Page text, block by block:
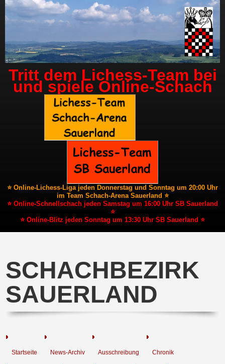
Tritt dem Lichess-Team bei
und spiele Online-Schach
⭐ Online-Lichess-Liga jeden Donnerstag und Sonntag um 20:00 Uhr
im Team Schach-Arena Sauerland ⭐
⭐ Online-Schnellschach jeden Samstag um 16:00 Uhr SB Sauerland
⭐
⭐ Online-Blitz jeden Sonntag um 13:30 Uhr SB Sauerland ⭐
SCHACHBEZIRK
SAUERLAND
Startseite News-Archiv Ausschreibung Chronik